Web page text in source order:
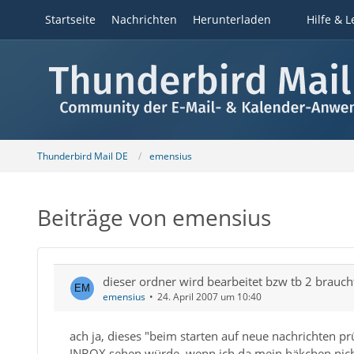
Startseite Nachrichten Herunterladen Hilfe &
Thunderbird Mail DE emensius
Beiträge von emensius
dieser ordner wird bearbeitet bzw tb 2
emensius 24. April 2007 um 10:40
ach ja, dieses "beim starten auf neue nachrichten